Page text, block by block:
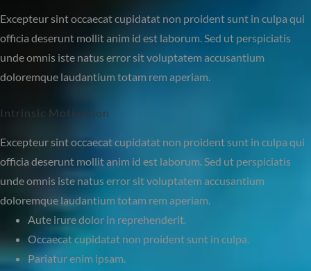
Excepteur sint occaecat cupidatat non proident sunt in culpa qui
officia deserunt mollit anim id est laborum. Sed ut perspiciatis
unde omnis iste natus error sit voluptatem accusantium
doloremque laudantium totam rem aperiam.
Intrinsic Motivation
Excepteur sint occaecat cupidatat non proident sunt in culpa qui
officia deserunt mollit anim id est laborum. Sed ut perspiciatis
unde omnis iste natus error sit voluptatem accusantium
doloremque laudantium totam rem aperiam.
Aute irure dolor in reprehenderit.
Occaecat cupidatat non proident sunt in culpa.
Pariatur enim ipsam.